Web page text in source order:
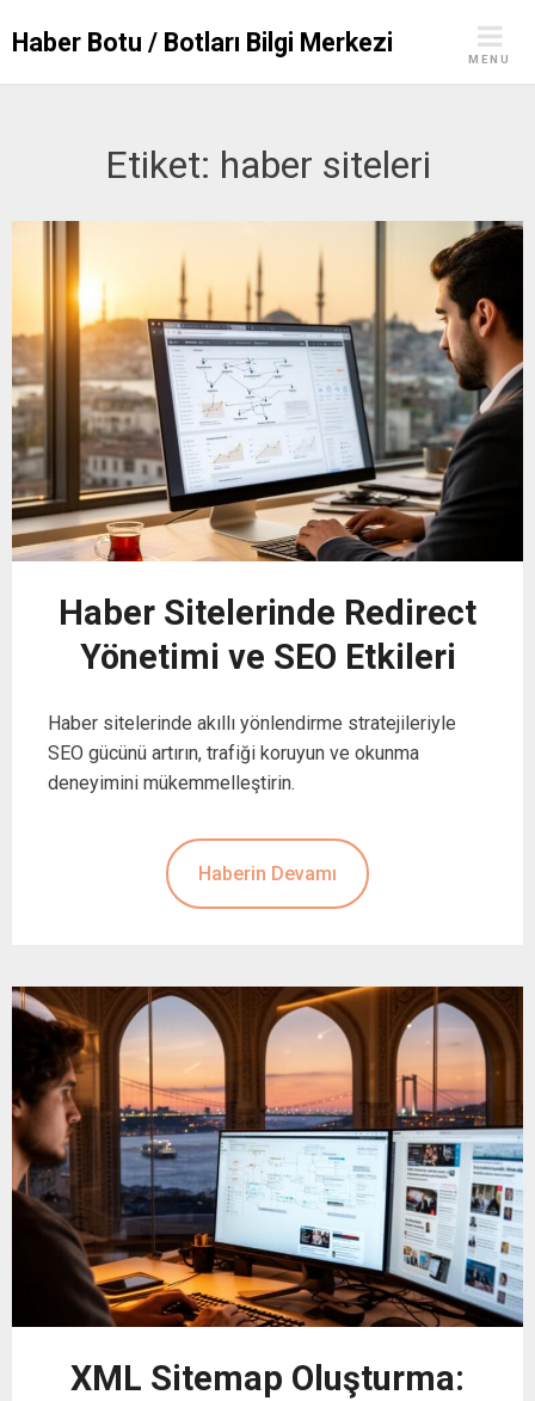
Haber Botu / Botları Bilgi Merkezi
MENU
Etiket: haber siteleri
Haber Sitelerinde Redirect
Yönetimi ve SEO Etkileri
Haber sitelerinde akıllı yönlendirme stratejileriyle
SEO gücünü artırın, trafiği koruyun ve okunma
deneyimini mükemmelleştirin.
Haberin Devamı
XML Sitemap Oluşturma: